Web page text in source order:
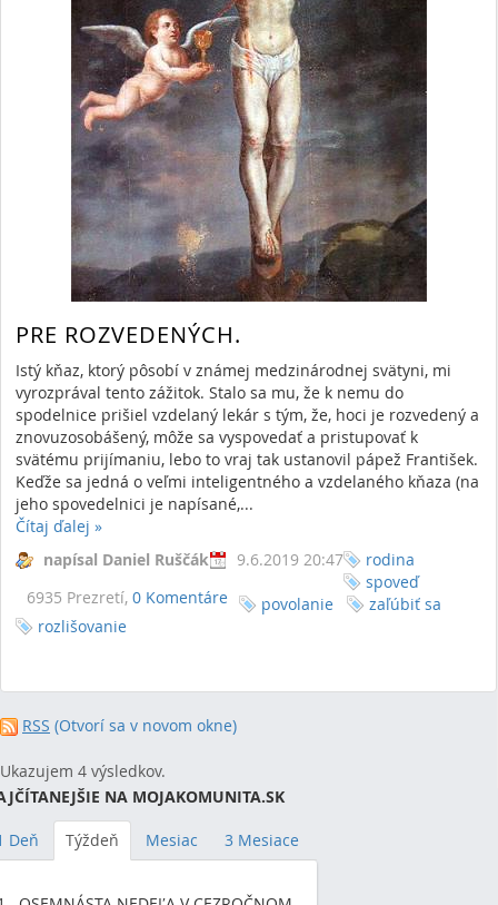
PRE ROZVEDENÝCH.
Istý kňaz, ktorý pôsobí v známej medzinárodnej svätyni, mi
vyrozprával tento zážitok. Stalo sa mu, že k nemu do
spodelnice prišiel vzdelaný lekár s tým, že, hoci je rozvedený a
znovuzosobášený, môže sa vyspovedať a pristupovať k
svätému prijímaniu, lebo to vraj tak ustanovil pápež František.
Keďže sa jedná o veľmi inteligentného a vzdelaného kňaza (na
jeho spovedelnici je napísané,...
Čítaj ďalej »
napísal Daniel Ruščák
9.6.2019 20:47
6935 Prezretí, 0 Komentáre
rodina
spoveď
povolanie
zaľúbiť sa
rozlišovanie
RSS (Otvorí sa v novom okne)
Ukazujem 4 výsledkov.
NA MOJAKOMUNITA.SK
Deň Týždeň Mesiac 3 Mesiace